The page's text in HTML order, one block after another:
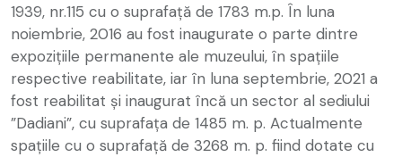
1939, nr.115 cu o suprafață de 1783 m.p. În luna
noiembrie, 2016 au fost inaugurate o parte dintre
expozițiile permanente ale muzeului, în spațiile
respective reabilitate, iar în luna septembrie, 2021 a
fost reabilitat și inaugurat încă un sector al sediului
”Dadiani”, cu suprafața de 1485 m. p. Actualmente
spațiile cu o suprafață de 3268 m. p. fiind dotate cu